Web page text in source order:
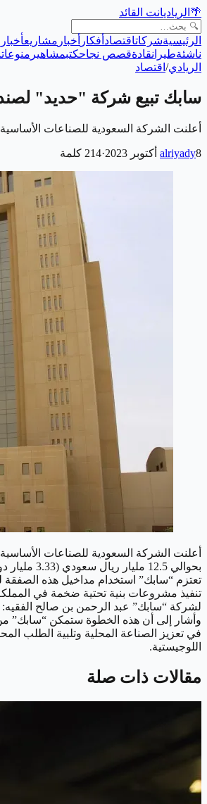
🌴 الرياديانت القائد
الرئيسيةشركاتاقتصاد أفكار أخبار مشاريع
ناشئةطيرانقادةقصص نجاحكتبمشاهير منوعات
الريادي/ اقتصاد
سابك تبيع شركة "حديد"
أعلنت الشركة السعودية للصناعات
alriyady8 أكتوبر 2023 ·
214 كلمة
أعلنت الشركة السعودية للصناعات
تعتزم “سابك” استخدام مداخيل هذه الصفقة
لشركة “سابك” عبد الرحمن بن صالح
وأشار إلى أن هذه الخطوة ستمكن “سابك” من
في تعزيز الصناعة المحلية وتلبية الطلب
اللوجيستية.
مقالات ذات صلة